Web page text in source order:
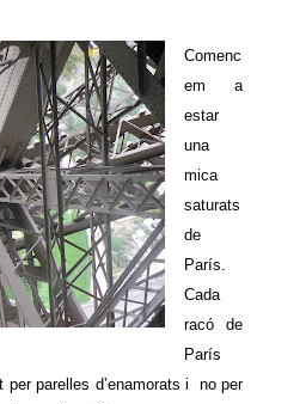
Comenc
em a
estar
una
mica
saturats
de
París.
Cada
racó de
París
parelles d’enamorats i no per